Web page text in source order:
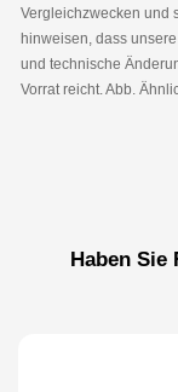
Vergleichzwecken und
hinweisen, dass
und technische
Vorrat reicht. Abb.
Haben Sie